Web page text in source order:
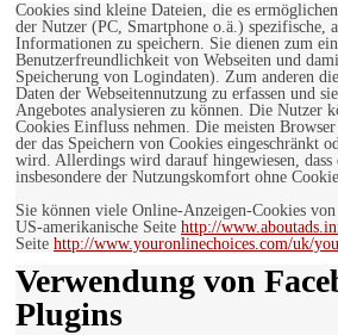
Cookies sind kleine Dateien, die es
der Nutzer (PC, Smartphone o.ä.) spezifische,
Informationen zu speichern. Sie dienen zum
Benutzerfreundlichkeit von Webseiten und
Speicherung von Logindaten). Zum anderen
Daten der Webseitennutzung zu erfassen und
Angebotes analysieren zu können. Die Nutzer
Cookies Einfluss nehmen. Die meisten
der das Speichern von Cookies eingeschränkt
wird. Allerdings wird darauf hingewiesen, dass
insbesondere der Nutzungskomfort ohne
Sie können viele Online-Anzeigen-Cookies
US-amerikanische Seite http://
Seite http://www.youronlinechoices.com/uk/
Verwendung von
Plugins